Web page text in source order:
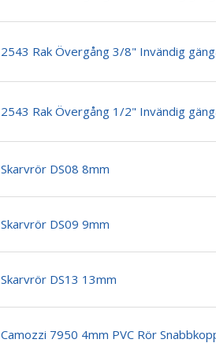
2543 Rak Övergång 3/8" Invändig
2543 Rak Övergång 1/2" Invändig
Skarvrör DS08 8mm
Skarvrör DS09 9mm
Skarvrör DS13 13mm
Camozzi 7950 4mm PVC Rör